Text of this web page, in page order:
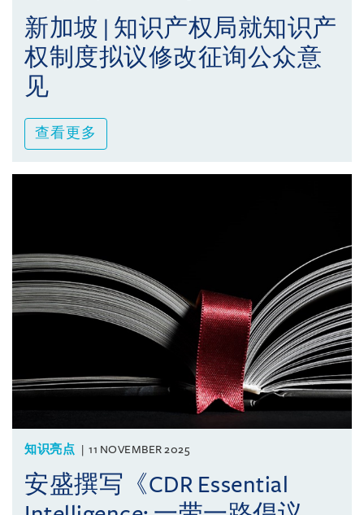
新加坡 | 知识产权局就知识产
权制度拟议修改征询公众意
见
查看更多
知识亮点 11 NOVEMBER 2025
安盛撰写《CDR Essential